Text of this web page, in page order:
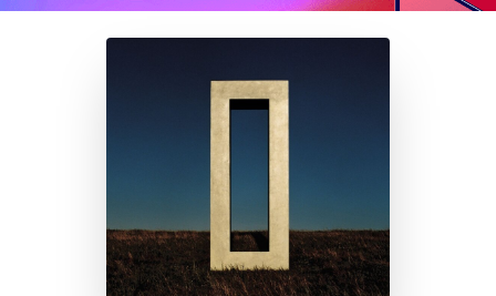
初回30日間無料お試し